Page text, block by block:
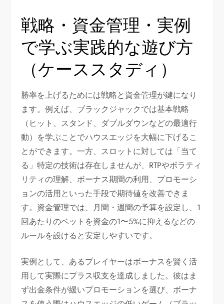
戦略・資金管理・実例
で学ぶ実践的な遊び方
（ケーススタディ）
勝率を上げるためには戦略と資金管理が鍵になり
ます。例えば、ブラックジャックでは基本戦略
（ヒット、スタンド、ダブルダウンなどの最適行
動）を学ぶことでハウスエッジを大幅に下げるこ
とができます。一方、スロットに対しては「当て
る」特定の技術は存在しませんが、RTPやボラティ
リティの理解、ボーナス期間の利用、プロモーシ
ョンの活用といった手段で期待値を改善できま
す。資金管理では、月間・週間の予算を設定し、1
回あたりのベットを資金の1〜5%に抑えるなどの
ルールを設けると安定しやすいです。
実例として、あるプレイヤーはボーナスを賢く活
用して実際にプラス収支を達成しました。彼はま
ず出金条件が緩いプロモーションを選び、ボーナ